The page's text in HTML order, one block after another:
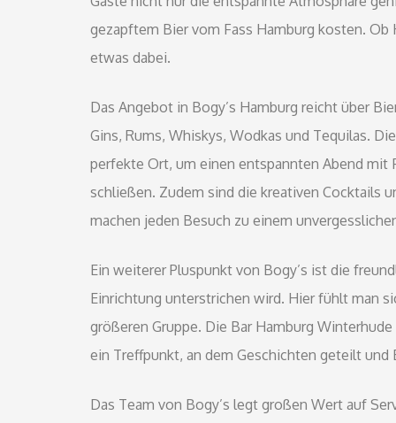
gezapftem Bier vom Fass Hamburg kosten.
etwas dabei.
Das Angebot in Bogy’s Hamburg reicht über
Gins, Rums, Whiskys, Wodkas und Tequilas.
perfekte Ort, um einen entspannten Abend mit
schließen. Zudem sind die kreativen Cocktails
machen jeden Besuch zu einem
Ein weiterer Pluspunkt von Bogy’s ist die
Einrichtung unterstrichen wird. Hier fühlt man
größeren Gruppe. Die Bar Hamburg
ein Treffpunkt, an dem Geschichten geteilt und
Das Team von Bogy’s legt großen Wert auf